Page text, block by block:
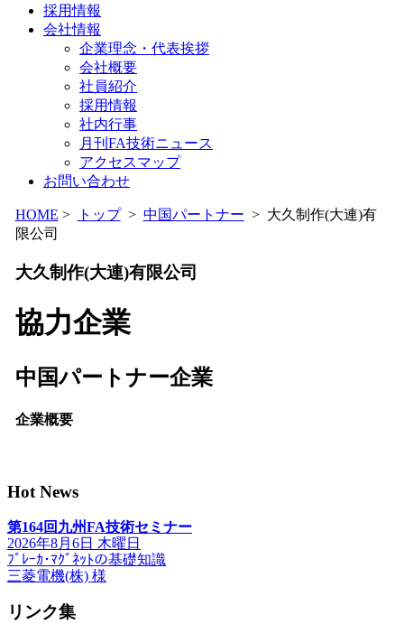
採用情報
会社情報
企業理念・代表挨拶
会社概要
社員紹介
採用情報
社内行事
月刊FA技術ニュース
アクセスマップ
お問い合わせ
HOME > トップ> 中国パートナー > 大久制作(大連)有
限公司
大久制作(大連)有限公司
協力企業
中国パートナー企業
企業概要
Hot News
第164回九州FA技術セミナー
2026年8月6日 木曜日
ﾌﾞﾚｰｶ･ﾏｸﾞﾈｯﾄの基礎知識
三菱電機(株) 様
リンク集